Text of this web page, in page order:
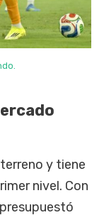
y tiene
nivel. Con